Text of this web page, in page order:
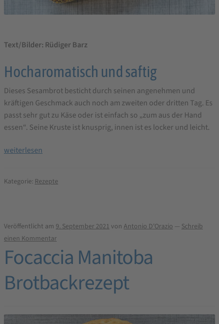
Text/Bilder: Rüdiger Barz
Hocharomatisch und saftig
Dieses Sesambrot besticht durch seinen angenehmen und
kräftigen Geschmack auch noch am zweiten oder dritten Tag. Es
passt sehr gut zu Käse oder ist einfach so „zum aus der Hand
essen“. Seine Kruste ist knusprig, innen ist es locker und leicht.
Sesam
Biga
weiterlesen
Kategorie: Rezepte
Veröffentlicht am 9. September 2021 von Antonio D'Orazio — Schreib
einen Kommentar
Focaccia Manitoba
Brotbackrezept